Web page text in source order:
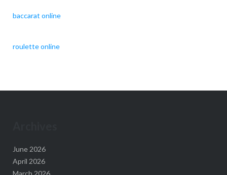
baccarat online
roulette online
June 2026
April 2026
March 2026